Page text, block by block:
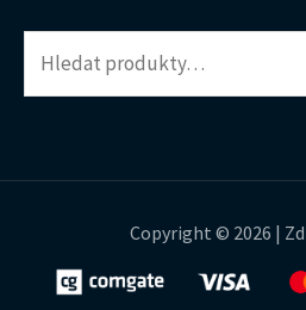
Copyright © 2026 |